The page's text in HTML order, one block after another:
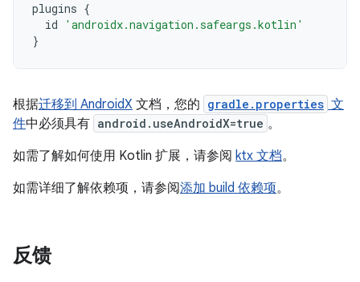
plugins {
id
'androidx.navigation.safeargs.kotlin'
}
根据迁移到 AndroidX 文档，您的 gradle.properties 文
件中必须具有 android.useAndroidX=true 。
如需了解如何使用 Kotlin 扩展，请参阅 ktx 文档。
如需详细了解依赖项，请参阅添加 build 依赖项。
反馈